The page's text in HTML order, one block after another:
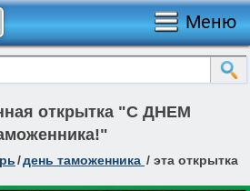
Меню
открытка "С ДНЕМ
/день таможенника / эта открытка